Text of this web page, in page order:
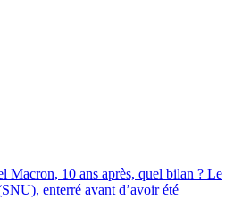
Macron, 10 ans après, quel bilan ? Le
enterré avant d’avoir été